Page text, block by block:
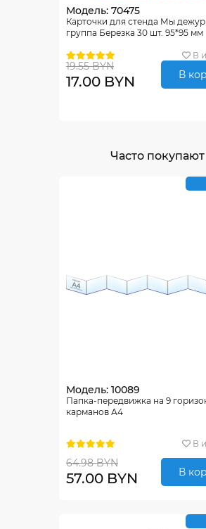
Модель: 70475
Карточки для стенда Мы
группа Березка 30 шт. 95*95 мм
В
19.55 BYN
17.00 BYN В
Часто покупают
Модель: 10089
Папка-передвижка на 9
карманов А4
В
64.98 BYN
57.00 BYN В